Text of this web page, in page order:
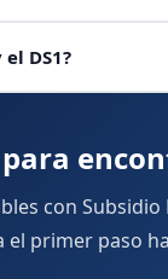
DS1?
con Subsidio
el primer paso